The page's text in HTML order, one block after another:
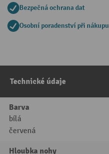
Bezpečná ochrana dat
Osobní poradenství při nákupu
Technické údaje
Barva
bílá
červená
Hloubka nohy